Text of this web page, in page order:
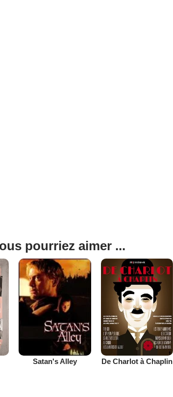
pourriez aimer ...
Satan's Alley De Charlot à Chaplin